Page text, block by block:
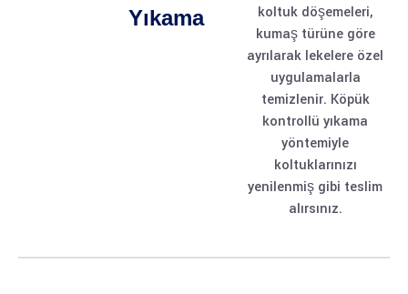
Yıkama
koltuk döşemeleri,
kumaş türüne göre
ayrılarak lekelere özel
uygulamalarla
temizlenir. Köpük
kontrollü yıkama
yöntemiyle
koltuklarınızı
yenilenmiş gibi teslim
alırsınız.